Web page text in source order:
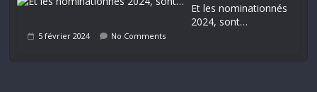
Et les nominationnés
2024, sont…
5 février 2024 No Comments